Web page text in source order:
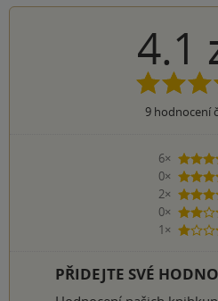
4.1
9hodnocení
6×
5
0×
4
2×
3
0×
2
1×
1
PŘIDEJTE SVÉ